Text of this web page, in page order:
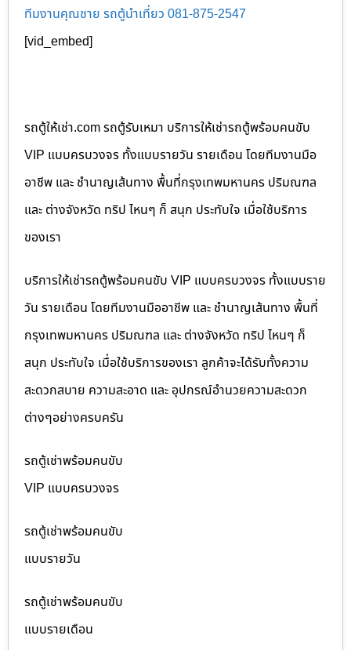
ทีมงานคุณชาย รถตู้นำเที่ยว 081-875-2547
[vid_embed]
รถตู้ให้เช่า.com รถตู้รับเหมา บริการให้เช่ารถตู้พร้อมคนขับ
VIP แบบครบวงจร ทั้งแบบรายวัน รายเดือน โดยทีมงานมือ
อาชีพ และ ชำนาญเส้นทาง พื้นที่กรุงเทพมหานคร ปริมณฑล
และ ต่างจังหวัด ทริป ไหนๆ ก็ สนุก ประทับใจ เมื่อใช้บริการ
ของเรา
บริการให้เช่ารถตู้พร้อมคนขับ VIP แบบครบวงจร ทั้งแบบราย
วัน รายเดือน โดยทีมงานมืออาชีพ และ ชำนาญเส้นทาง พื้นที่
กรุงเทพมหานคร ปริมณฑล และ ต่างจังหวัด ทริป ไหนๆ ก็
สนุก ประทับใจ เมื่อใช้บริการของเรา ลูกค้าจะได้รับทั้งความ
สะดวกสบาย ความสะอาด และ อุปกรณ์อำนวยความสะดวก
ต่างๆอย่างครบครัน
รถตู้เช่าพร้อมคนขับ
VIP แบบครบวงจร
รถตู้เช่าพร้อมคนขับ
แบบรายวัน
รถตู้เช่าพร้อมคนขับ
แบบรายเดือน